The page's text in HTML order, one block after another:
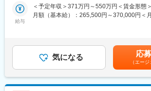
・スマホの初期設定・データ移行サポート
・問い合わせ対応
・店舗会議・研修への参加
・キャンペーン企画など、集客に向けた取り
■キャリアパス：
活をより豊かにするトータルサポートを行
・未経験の方も歓迎！充実した研修制度あり
【選考会の概要】
・形式： Web開催（事前に企業セミナー動
す）
給与
＜予定年収＞371万円～550万円＜賃金形態
月額（基本給）：265,500円～370,000円＜
ます。月給(月額)は固定手当を含めた表記で
気になる 応
（エー